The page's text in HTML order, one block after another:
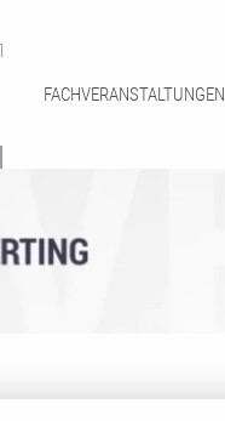
FACHVERANSTALTUNGEN